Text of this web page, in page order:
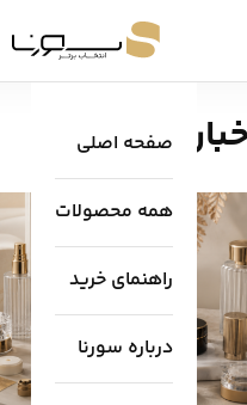
صفحه اصلی
همه محصولات
راهنمای خرید
درباره سورنا
صنعت